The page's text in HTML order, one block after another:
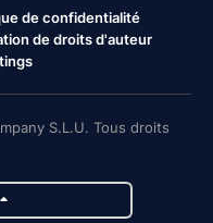
de confidentialité
de droits d'auteur
S.L.U. Tous droits